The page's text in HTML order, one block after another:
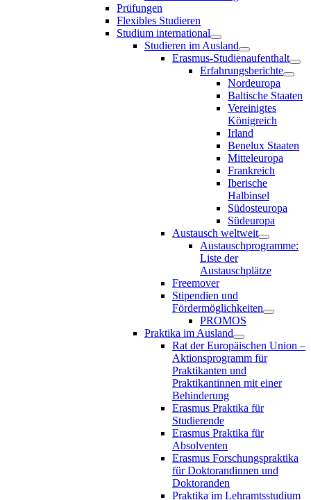
Prüfungen
Flexibles Studieren
Studium international
Studieren im Ausland
Erasmus-Studienaufenthalt
Erfahrungsberichte
Nordeuropa
Baltische Staaten
Vereinigtes
Königreich
Irland
Benelux Staaten
Mitteleuropa
Frankreich
Iberische
Halbinsel
Südosteuropa
Südeuropa
Austausch weltweit
Austauschprogramme:
Liste der
Austauschplätze
Freemover
Stipendien und
Fördermöglichkeiten
PROMOS
Praktika im Ausland
Rat der Europäischen Union –
Aktionsprogramm für
Praktikanten und
Praktikantinnen mit einer
Behinderung
Erasmus Praktika für
Studierende
Erasmus Praktika für
Absolventen
Erasmus Forschungspraktika
für Doktorandinnen und
Doktoranden
Praktika im Lehramtsstudium